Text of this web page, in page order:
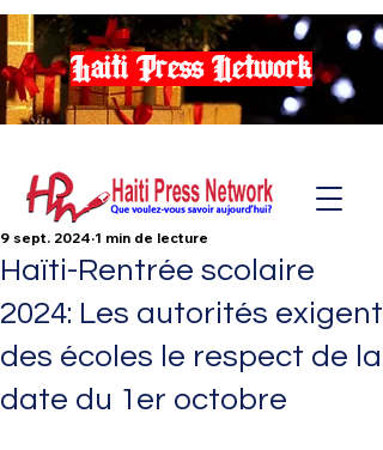
Haiti Press Network
Haïti-Rentrée scolaire
2024: Les autorités exigent
des écoles le respect de la
date du 1er octobre
9 sept. 2024 1 min de lecture